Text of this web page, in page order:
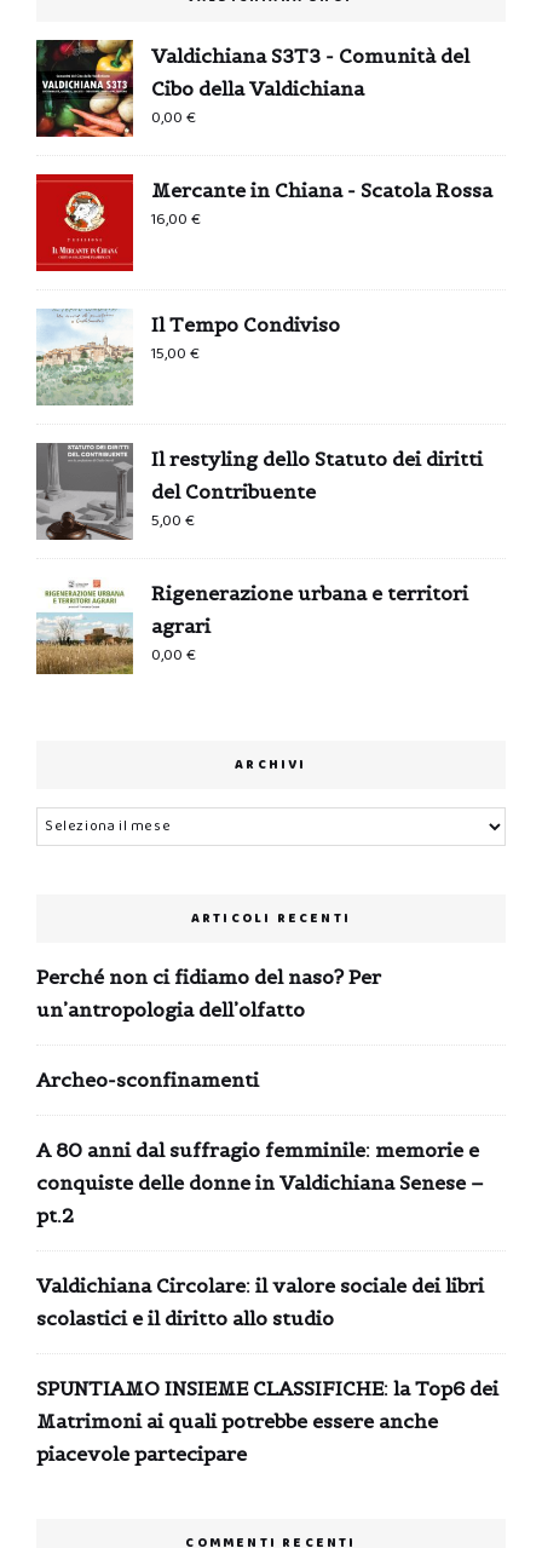
Valdichiana S3T3 - Comunità del
Cibo della Valdichiana
0,00€
Mercante in Chiana - Scatola Rossa
16,00€
Il Tempo Condiviso
15,00€
Il restyling dello Statuto dei diritti
del Contribuente
5,00€
Rigenerazione urbana e territori
agrari
0,00€
ARCHIVI
Archivi
ARTICOLI RECENTI
Perché non ci fidiamo del naso? Per
un’antropologia dell’olfatto
Archeo-sconfinamenti
A 80 anni dal suffragio femminile: memorie e
conquiste delle donne in Valdichiana Senese –
pt.2
Valdichiana Circolare: il valore sociale dei libri
scolastici e il diritto allo studio
SPUNTIAMO INSIEME CLASSIFICHE: la Top6 dei
Matrimoni ai quali potrebbe essere anche
piacevole partecipare
COMMENTI RECENTI